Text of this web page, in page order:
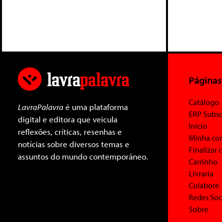
LavraPalavraé uma plataforma
digital e editora que veicula
reflexões, críticas, resenhas e
notícias sobre diversos temas e
assuntos do mundo contemporâneo.
Páginas
Catálogo
ERP
Início
Minha
Finalizar
Carrinho
Livraria
Colabore
Redes
Sobre